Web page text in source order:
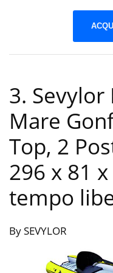
3. Sevylor
Mare
Top, 2
‎296 x 81
tempo
By SEVYLOR